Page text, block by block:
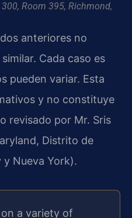
Room 395, Richmond,
anteriores no
Cada caso es
pueden variar. Esta
y no constituye
revisado por Mr. Sris
Distrito de
y Nueva York).
a variety of